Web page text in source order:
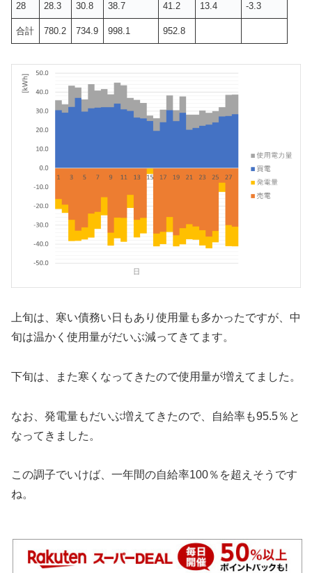
28 28.3 30.8 38.7 41.2 13.4 -3.3
合計 780.2 734.9 998.1 952.8
上旬は、寒い債務い日もあり使用量も多かったですが、中
旬は温かく使用量がだいぶ減ってきてます。
下旬は、また寒くなってきたので使用量が増えてました。
なお、発電量もだいぶ増えてきたので、自給率も95.5％と
なってきました。
この調子でいけば、一年間の自給率100％を超えそうです
ね。